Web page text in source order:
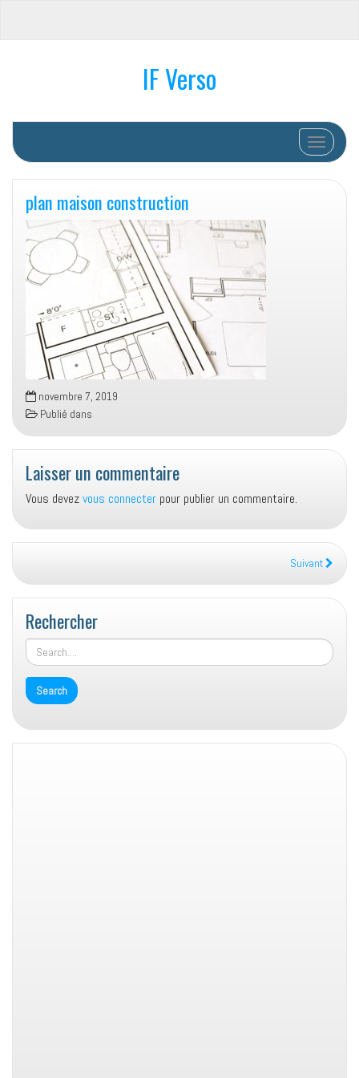
IF Verso
Afficher/
plan maison construction
novembre 7, 2019
Publié dans
Laisser un commentaire
Vous devezvous connecter pour publier un commentaire.
Suivant
Rechercher